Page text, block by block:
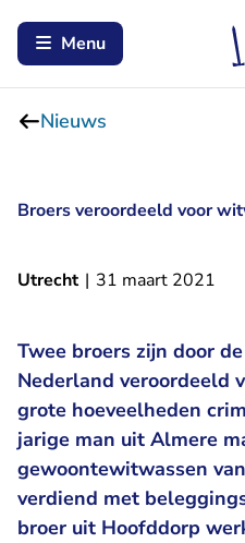
Menu
Nieuws
Broers veroordeeld voor
Utrecht | 31 maart 2021
Twee broers zijn door
Nederland veroordeeld
grote hoeveelheden
jarige man uit Almere
gewoontewitwassen
verdiend met
broer uit Hoofddorp